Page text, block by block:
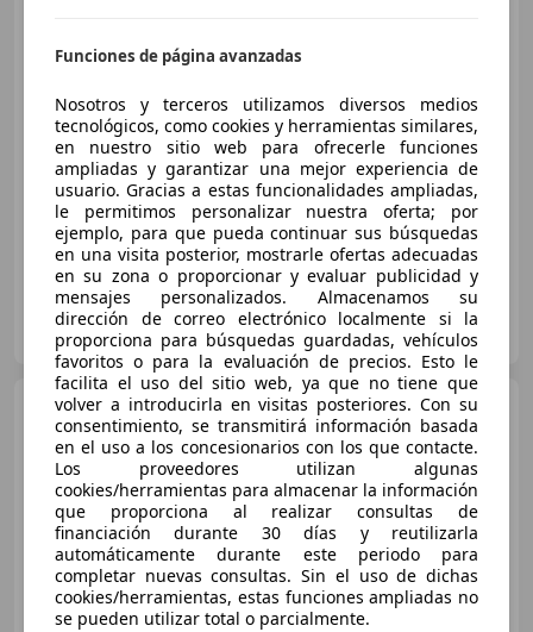
€ 10.190
Súperoferta
02/2017 88.867 km Diésel 99 kW (135 CV)
AUTOHERO BARCELONA
ES-08903 SANT ADRIÀ DE BESÒS
Opel Insignia GS 1.6 CDTi
100kW TD Selec Pro Auto WLTP
€ 11.690
Súperoferta
01/2019 78.451 km Diésel 100 kW (136 CV)
Funciones de página avanzadas
Nosotros y terceros utilizamos diversos medios
tecnológicos, como cookies y herramientas similares,
en nuestro sitio web para ofrecerle funciones
ampliadas y garantizar una mejor experiencia de
usuario. Gracias a estas funcionalidades ampliadas,
le permitimos personalizar nuestra oferta; por
ejemplo, para que pueda continuar sus búsquedas
en una visita posterior, mostrarle ofertas adecuadas
en su zona o proporcionar y evaluar publicidad y
mensajes personalizados. Almacenamos su
dirección de correo electrónico localmente si la
proporciona para búsquedas guardadas, vehículos
favoritos o para la evaluación de precios. Esto le
facilita el uso del sitio web, ya que no tiene que
volver a introducirla en visitas posteriores. Con su
consentimiento, se transmitirá información basada
en el uso a los concesionarios con los que contacte.
Los proveedores utilizan algunas
cookies/herramientas para almacenar la información
que proporciona al realizar consultas de
financiación durante 30 días y reutilizarla
automáticamente durante este periodo para
completar nuevas consultas. Sin el uso de dichas
cookies/herramientas, estas funciones ampliadas no
se pueden utilizar total o parcialmente.